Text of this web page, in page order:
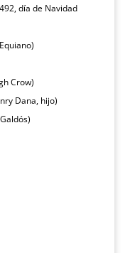
día de Navidad
Crow)
Dana, hijo)